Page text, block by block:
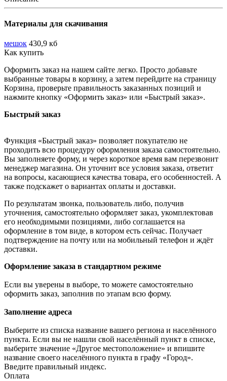
Материалы для скачивания
мешок 430,9 кб
Как купить
Оформить заказ на нашем сайте легко. Просто добавьте
выбранные товары в корзину, а затем перейдите на страницу
Корзина, проверьте правильность заказанных позиций и
нажмите кнопку «Оформить заказ» или «Быстрый заказ».
Быстрый заказ
Функция «Быстрый заказ» позволяет покупателю не
проходить всю процедуру оформления заказа самостоятельно.
Вы заполняете форму, и через короткое время вам перезвонит
менеджер магазина. Он уточнит все условия заказа, ответит
на вопросы, касающиеся качества товара, его особенностей. А
также подскажет о вариантах оплаты и доставки.
По результатам звонка, пользователь либо, получив
уточнения, самостоятельно оформляет заказ, укомплектовав
его необходимыми позициями, либо соглашается на
оформление в том виде, в котором есть сейчас. Получает
подтверждение на почту или на мобильный телефон и ждёт
доставки.
Оформление заказа в стандартном режиме
Если вы уверены в выборе, то можете самостоятельно
оформить заказ, заполнив по этапам всю форму.
Заполнение адреса
Выберите из списка название вашего региона и населённого
пункта. Если вы не нашли свой населённый пункт в списке,
выберите значение «Другое местоположение» и впишите
название своего населённого пункта в графу «Город».
Введите правильный индекс.
Оплата